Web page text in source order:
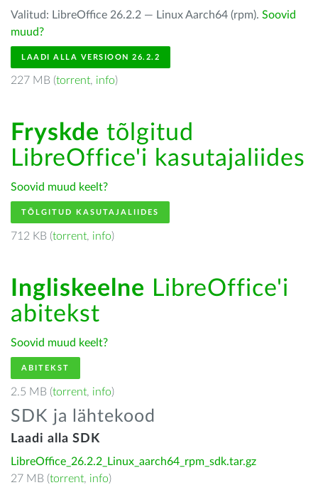
Valitud: LibreOffice 26.2.2 — Linux Aarch64 (rpm). Soovid
muud?
LAADI ALLA VERSIOON 26.2.2
227 MB (torrent, info)
Fryskde tõlgitud
LibreOffice'i kasutajaliides
Soovid muud keelt?
TÕLGITUD KASUTAJALIIDES
712 KB (torrent, info)
Ingliskeelne LibreOffice'i
abitekst
Soovid muud keelt?
ABITEKST
2.5 MB (torrent, info)
SDK ja lähtekood
Laadi alla SDK
LibreOffice_26.2.2_Linux_aarch64_rpm_sdk.tar.gz
27 MB (torrent, info)